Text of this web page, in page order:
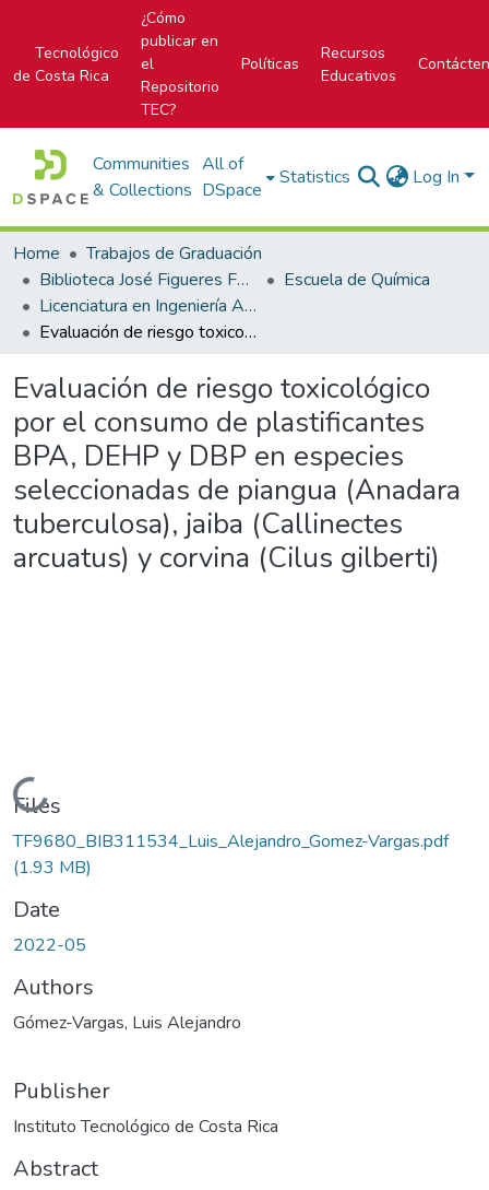
Tecnológico
de Costa Rica
¿Cómo
publicar en
el
Repositorio
TEC?
Políticas
Recursos
Educativos
Communities
& Collections
All of
DSpace
Statistics Log In
Home
Trabajos de Graduación
Biblioteca José Figueres Ferrer
Escuela de Química
Licenciatura en Ingeniería Ambiental
Evaluación de riesgo toxicológico por el consumo de plastificantes BPA, DEHP y DBP en especies seleccionadas de piangua (Anadara tuberculosa), jaiba (Callinectes arcuatus) y corvina (Cilus gilberti)
Evaluación de riesgo toxicológico
por el consumo de plastificantes
BPA, DEHP y DBP en especies
seleccionadas de piangua (Anadara
tuberculosa), jaiba (Callinectes
arcuatus) y corvina (Cilus gilberti)
Loading...
Files
TF9680_BIB311534_Luis_Alejandro_Gomez-Vargas.pdf
(1.93 MB)
Date
2022-05
Authors
Gómez-Vargas, Luis Alejandro
Publisher
Instituto Tecnológico de Costa Rica
Abstract